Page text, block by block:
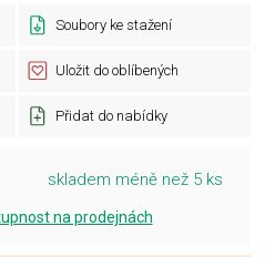
Soubory ke stažení
Uložit do oblíbených
Přidat do nabídky
skladem méně než 5 ks
na prodejnách